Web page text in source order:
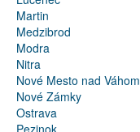
Martin
Medzibrod
Modra
Nitra
Nové Mesto nad Váhom
Nové Zámky
Ostrava
Pezinok